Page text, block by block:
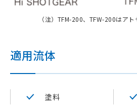
（注）TFM-200、TFW-200はア
適用流体
塗料